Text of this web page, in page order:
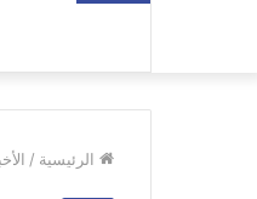
الرئيسية /